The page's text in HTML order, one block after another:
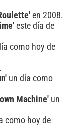
en 2008.
este día de
como hoy de
un día como
Machine' un
como hoy de